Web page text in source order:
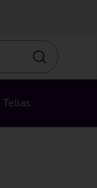
Otsin
Telias